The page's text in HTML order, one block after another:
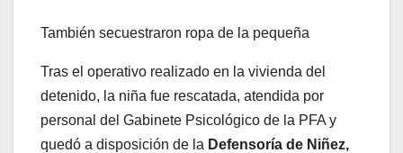
También secuestraron ropa de la pequeña
Tras el operativo realizado en la vivienda del
detenido, la niña fue rescatada, atendida por
personal del Gabinete Psicológico de la PFA y
quedó a disposición de la Defensoría de Niñez,